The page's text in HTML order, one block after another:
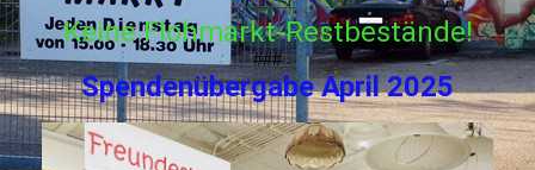
Keine Flohmarkt-Restbestände!
###
Spendenübergabe April 2025